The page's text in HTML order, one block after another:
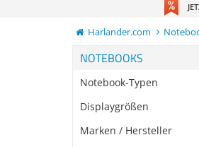
Harlander.com
NOTEBOOKS
Notebook-Typen
Displaygrößen
Marken / Hersteller